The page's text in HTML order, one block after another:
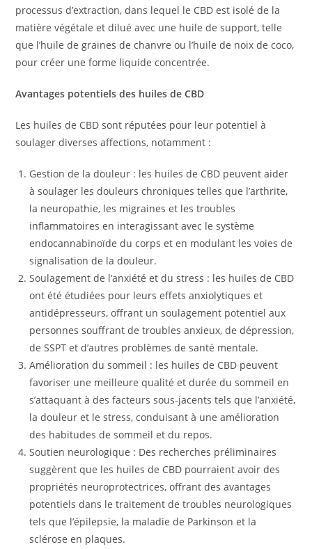
processus d’extraction, dans lequel le CBD est isolé de la
matière végétale et dilué avec une huile de support, telle
que l’huile de graines de chanvre ou l’huile de noix de coco,
pour créer une forme liquide concentrée.
Avantages potentiels des huiles de CBD
Les huiles de CBD sont réputées pour leur potentiel à
soulager diverses affections, notamment :
Gestion de la douleur : les huiles de CBD peuvent aider
à soulager les douleurs chroniques telles que l’arthrite,
la neuropathie, les migraines et les troubles
inflammatoires en interagissant avec le système
endocannabinoïde du corps et en modulant les voies de
signalisation de la douleur.
Soulagement de l’anxiété et du stress : les huiles de CBD
ont été étudiées pour leurs effets anxiolytiques et
antidépresseurs, offrant un soulagement potentiel aux
personnes souffrant de troubles anxieux, de dépression,
de SSPT et d’autres problèmes de santé mentale.
Amélioration du sommeil : les huiles de CBD peuvent
favoriser une meilleure qualité et durée du sommeil en
s’attaquant à des facteurs sous-jacents tels que l’anxiété,
la douleur et le stress, conduisant à une amélioration
des habitudes de sommeil et du repos.
Soutien neurologique : Des recherches préliminaires
suggèrent que les huiles de CBD pourraient avoir des
propriétés neuroprotectrices, offrant des avantages
potentiels dans le traitement de troubles neurologiques
tels que l’épilepsie, la maladie de Parkinson et la
sclérose en plaques.